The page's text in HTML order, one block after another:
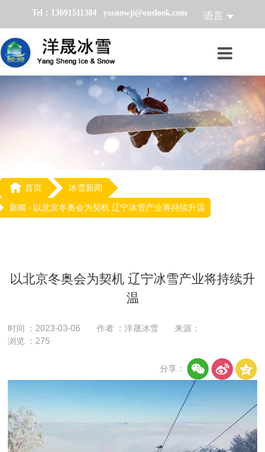
Tel：13691511384 yssnowji@outlook.com 语言
首页
冰雪产品
冰雪业务
 首页
冰雪新闻
新闻 - 以北京冬奥会为契机 辽宁冰雪产业将持续升温
以北京冬奥会为契机 辽宁冰雪产业将持续升
温
时间 ：2023-03-06 作者 ：洋晟冰雪
来源：
浏览 ：275
分享：